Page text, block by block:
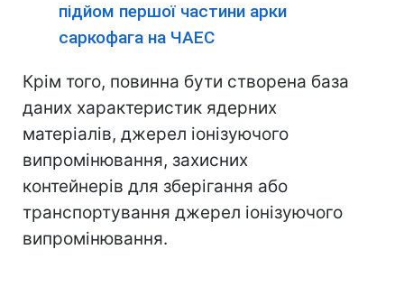
підйом першої частини арки
саркофага на ЧАЕС
Крім того, повинна бути створена база
даних характеристик ядерних
матеріалів, джерел іонізуючого
випромінювання, захисних
контейнерів для зберігання або
транспортування джерел іонізуючого
випромінювання.